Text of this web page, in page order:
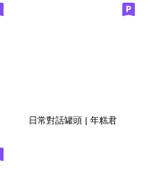
日常對話罐頭 | 年糕君